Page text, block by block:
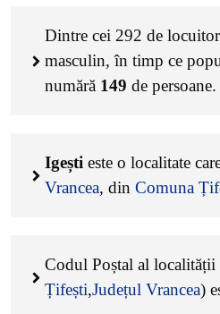
Dintre cei 292 de
masculin, în timp ce
numără 149 de persoane.
Igești este o localitate
Vrancea, din Comuna
Codul Poștal al localității
Țifești,Județul Vrancea)